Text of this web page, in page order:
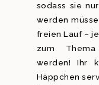
sodass sie
werden
freien Lauf –
zum Thema
werden! Ihr
Häppchen